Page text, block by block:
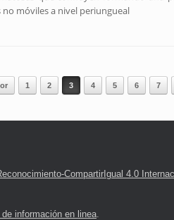
móviles a nivel periungueal
1 2 3 4 5 6 7
CompartirIgual 4.0
información en linea